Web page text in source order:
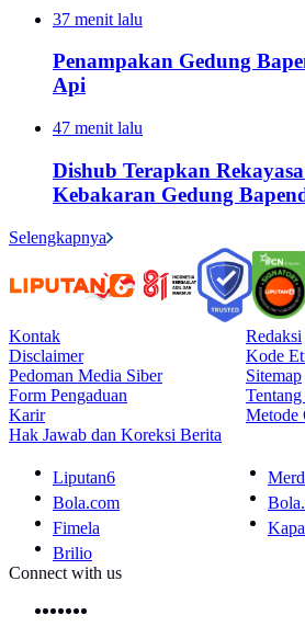
37 menit lalu
Penampakan Gedung
Api
47 menit lalu
Dishub Terapkan
Kebakaran Gedung
Selengkapnya
Kontak
Redaksi
Disclaimer
Kode
Pedoman Media Siber
Sitemap
Form Pengaduan
Karir
Metode
Hak Jawab dan Koreksi Berita
Liputan6
Bola.com
Fimela
Brilio
Connect with us